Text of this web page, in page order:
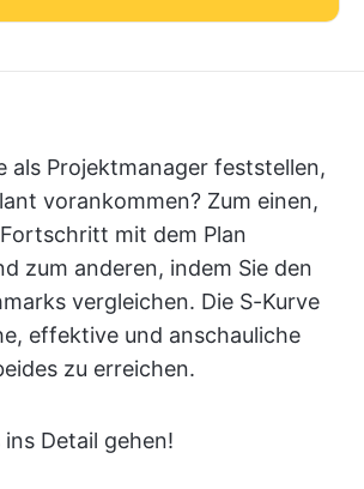
als Projektmanager feststellen,
vorankommen? Zum einen,
mit dem Plan
zum anderen, indem Sie den
vergleichen. Die S-Kurve
effektive und anschauliche
zu erreichen.
ins Detail gehen!